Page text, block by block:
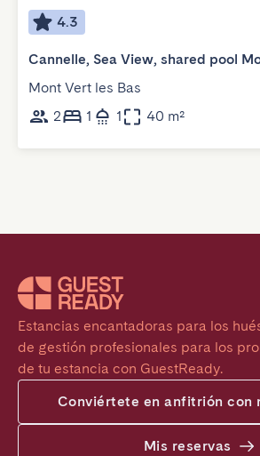
4.3
Cannelle, Sea View, shared pool
Mont Vert les Bas
2
1 1 40 m²
Estancias encantadoras para los
de gestión profesionales para los
de tu estancia con GuestReady.
Conviértete en anfitrión con
Mis reservas